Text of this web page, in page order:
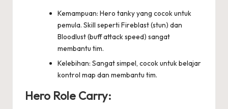
Kemampuan: Hero tanky yang cocok untuk
pemula. Skill seperti Fireblast (stun) dan
Bloodlust (buff attack speed) sangat
membantu tim.
Kelebihan: Sangat simpel, cocok untuk belajar
kontrol map dan membantu tim.
Hero Role Carry: